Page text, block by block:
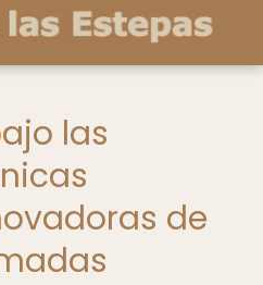
las
de